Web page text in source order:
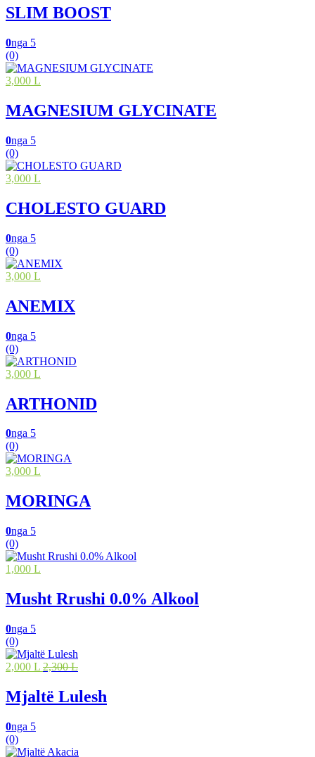
SLIM BOOST
0nga 5
(0)
3,000 L
MAGNESIUM GLYCINATE
0nga 5
(0)
3,000 L
CHOLESTO GUARD
0nga 5
(0)
3,000 L
ANEMIX
0nga 5
(0)
3,000 L
ARTHONID
0nga 5
(0)
3,000 L
MORINGA
0nga 5
(0)
1,000 L
Musht Rrushi 0.0% Alkool
0nga 5
(0)
2,000 L 2,300 L
Mjaltë Lulesh
0nga 5
(0)